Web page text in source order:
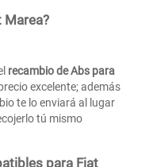
Marea?
recambio de Abs para
excelente; además
te lo enviará al lugar
tú mismo
para Fiat